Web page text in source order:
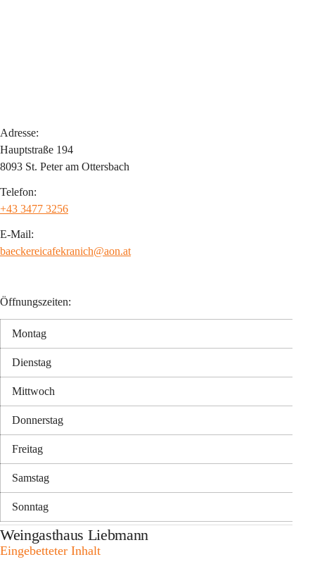
Adresse:
Hauptstraße 194
8093 St. Peter am Ottersbach
Telefon:
+43 3477 3256
E-Mail:
baeckereicafekranich@aon.at
Öffnungszeiten:
Montag
Dienstag
Mittwoch
Donnerstag
Freitag
Samstag
Sonntag
Weingasthaus Liebmann
Eingebetteter Inhalt